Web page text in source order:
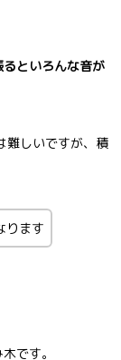
といろんな音が
難しいですが、積
ります
です。